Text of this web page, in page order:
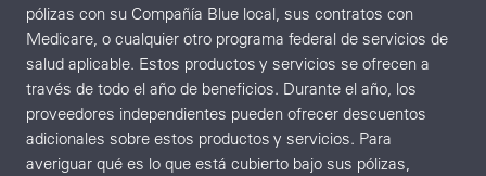
pólizas con su Compañía Blue local, sus contratos con
Medicare, o cualquier otro programa federal de servicios de
salud aplicable. Estos productos y servicios se ofrecen a
través de todo el año de beneficios. Durante el año, los
proveedores independientes pueden ofrecer descuentos
adicionales sobre estos productos y servicios. Para
averiguar qué es lo que está cubierto bajo sus pólizas,